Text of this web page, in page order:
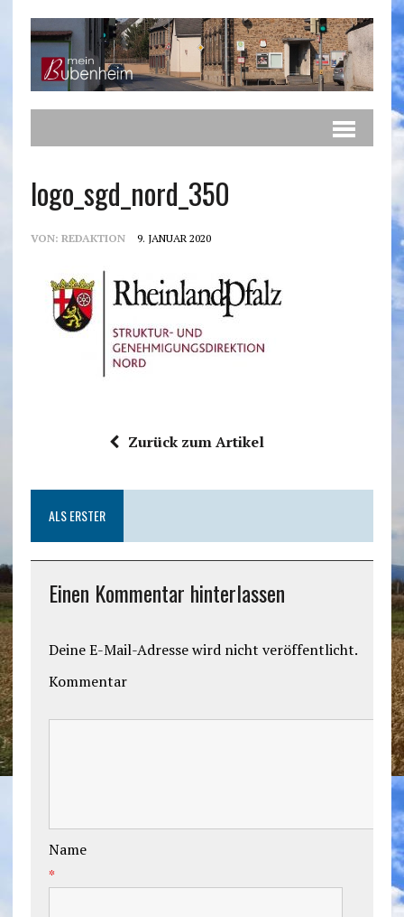
logo_sgd_nord_350
VON: REDAKTION 9. JANUAR 2020
Zurück zum Artikel
ALS ERSTER
Einen Kommentar hinterlassen
Deine E-Mail-Adresse wird nicht veröffentlicht.
Kommentar
Name
*